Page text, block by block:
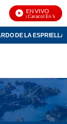
EN VIVO
Noticias Caracol En Vivo
DE LA ESPRIELLA